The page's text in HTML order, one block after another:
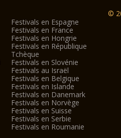
Festivals en Espagne
Festivals en France
Festivals en Hongrie
Festivals en République
Tchèque
Festivals en Slovénie
Festivals au Israël
Festivals en Belgique
Festivals en Islande
Festivals en Danemark
Festivals en Norvège
Festivals en Suisse
Festivals en Serbie
Festivals en Roumanie
©